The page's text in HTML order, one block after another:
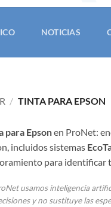
NOTICIAS
/ TINTA PARA EPSON
para Epsonen ProNet:
incluidos sistemas
para identificar
usamos inteligencia
y no sustituye las